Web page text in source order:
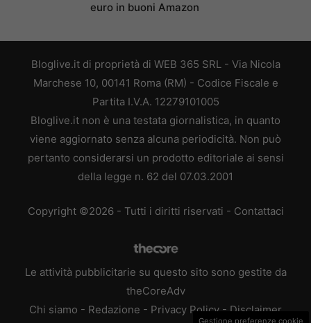
euro in buoni Amazon
Bloglive.it di proprietà di WEB 365 SRL - Via Nicola
Marchese 10, 00141 Roma (RM) - Codice Fiscale e
Partita I.V.A. 12279101005
Bloglive.it non è una testata giornalistica, in quanto
viene aggiornato senza alcuna periodicità. Non può
pertanto considerarsi un prodotto editoriale ai sensi
della legge n. 62 del 07.03.2001
Copyright ©2026 - Tutti i diritti riservati - Contattaci
Le attività pubblicitarie su questo sito sono gestite da
theCoreAdv
Chi siamo - Redazione - Privacy Policy - Disclaimer
Gestione preferenze cookie